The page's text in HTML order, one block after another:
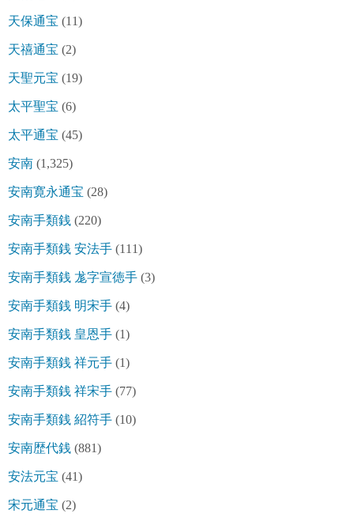
天保通宝 (11)
天禧通宝 (2)
天聖元宝 (19)
太平聖宝 (6)
太平通宝 (45)
安南 (1,325)
安南寛永通宝 (28)
安南手類銭 (220)
安南手類銭 安法手 (111)
安南手類銭 尨字宣徳手 (3)
安南手類銭 明宋手 (4)
安南手類銭 皇恩手 (1)
安南手類銭 祥元手 (1)
安南手類銭 祥宋手 (77)
安南手類銭 紹符手 (10)
安南歴代銭 (881)
安法元宝 (41)
宋元通宝 (2)